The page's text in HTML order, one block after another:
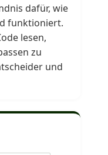
dafür, wie
funktioniert.
lesen,
zu
und